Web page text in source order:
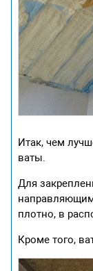
Итак, чем
ваты.
Для
плотно, в
Кроме того,